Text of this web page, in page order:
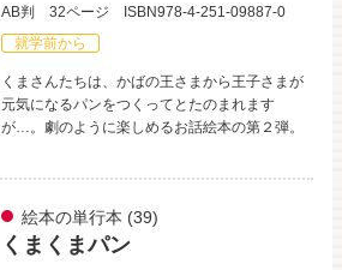
AB判
32ページ
ISBN978-4-251-09887-0
就学前から
くまさんたちは、かばの王さまから王子さまが
元気になるパンをつくってとたのまれます
が…。劇のように楽しめるお話絵本の第２弾。
絵本の単行本 (39)
くまくまパン